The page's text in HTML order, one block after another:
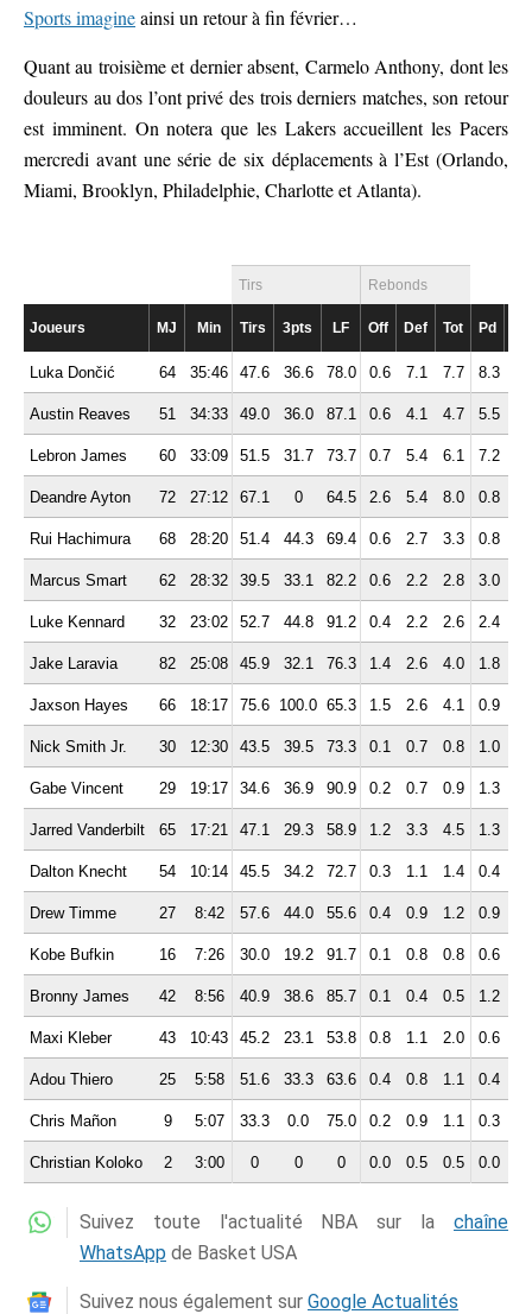
Sports imagineainsi un retour à fin février…
Quant au troisième et dernier absent, Carmelo Anthony, dont les
douleurs au dos l’ont privé des trois derniers matches, son retour
est imminent. On notera que les Lakers accueillent les Pacers
mercredi avant une série de six déplacements à l’Est (Orlando,
Miami, Brooklyn, Philadelphie, Charlotte et Atlanta).
Tirs Rebonds
Joueurs MJ Min Tirs 3pts LF Off Def Tot Pd
Luka Dončić 64 35:46 47.6 36.6 78.0 0.6 7.1 7.7 8.3
Austin Reaves 51 34:33 49.0 36.0 87.1 0.6 4.1 4.7 5.5
Lebron James 60 33:09 51.5 31.7 73.7 0.7 5.4 6.1 7.2
Deandre Ayton 72 27:12 67.1 0 64.5 2.6 5.4 8.0 0.8
Rui Hachimura 68 28:20 51.4 44.3 69.4 0.6 2.7 3.3 0.8
Marcus Smart 62 28:32 39.5 33.1 82.2 0.6 2.2 2.8 3.0
Luke Kennard 32 23:02 52.7 44.8 91.2 0.4 2.2 2.6 2.4
Jake Laravia 82 25:08 45.9 32.1 76.3 1.4 2.6 4.0 1.8
Jaxson Hayes 66 18:17 75.6 100.0 65.3 1.5 2.6 4.1 0.9
Nick Smith Jr. 30 12:30 43.5 39.5 73.3 0.1 0.7 0.8 1.0
Gabe Vincent 29 19:17 34.6 36.9 90.9 0.2 0.7 0.9 1.3
Jarred Vanderbilt 65 17:21 47.1 29.3 58.9 1.2 3.3 4.5 1.3
Dalton Knecht 54 10:14 45.5 34.2 72.7 0.3 1.1 1.4 0.4
Drew Timme 27 8:42 57.6 44.0 55.6 0.4 0.9 1.2 0.9
Kobe Bufkin 16 7:26 30.0 19.2 91.7 0.1 0.8 0.8 0.6
Bronny James 42 8:56 40.9 38.6 85.7 0.1 0.4 0.5 1.2
Maxi Kleber 43 10:43 45.2 23.1 53.8 0.8 1.1 2.0 0.6
Adou Thiero 25 5:58 51.6 33.3 63.6 0.4 0.8 1.1 0.4
Chris Mañon 9 5:07 33.3 0.0 75.0 0.2 0.9 1.1 0.3
Christian Koloko 2 3:00 0 0 0 0.0 0.5 0.5 0.0
Suivez toute l'actualité NBA sur la chaîne
WhatsApp de Basket USA
Suivez nous également sur Google Actualités